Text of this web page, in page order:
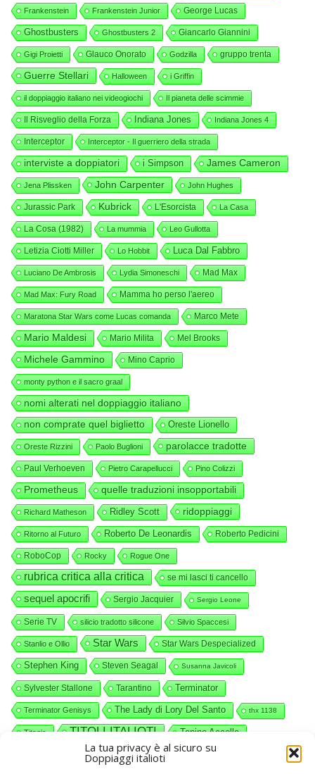
La tua privacy è al sicuro su
Doppiaggi italioti
Frankenstein Frankenstein Junior George Lucas
Ghostbusters Ghostbusters 2 Giancarlo Giannini
Gigi Proietti Glauco Onorato Godzilla gruppo trenta
Guerre Stellari Halloween i Griffin
il doppiaggio italiano nei videogiochi Il pianeta delle scimmie
Il Risveglio della Forza Indiana Jones Indiana Jones 4
Interceptor Interceptor - Il guerriero della strada
interviste a doppiatori i Simpson James Cameron
Jena Plissken John Carpenter John Hughes
Jurassic Park Kubrick L'Esorcista La Casa
La Cosa (1982) La mummia Leo Gullotta
Letizia Ciotti Miller Lo Hobbit Luca Dal Fabbro
Luciano De Ambrosis Lydia Simoneschi Mad Max
Mad Max: Fury Road Mamma ho perso l'aereo
Maratona Star Wars come Lucas comanda Marco Mete
Mario Maldesi Mario Milita Mel Brooks
Michele Gammino Mino Caprio
monty python e il sacro graal
nomi alterati nel doppiaggio italiano
non comprate quel biglietto Oreste Lionello
Oreste Rizzini Paolo Buglioni parolacce tradotte
Paul Verhoeven Pietro Carapellucci Pino Colizzi
Prometheus quelle traduzioni insopportabili
Richard Matheson Ridley Scott ridoppiaggi
Ritorno al Futuro Roberto De Leonardis Roberto Pedicini
RoboCop Rocky Rogue One
rubrica critica alla critica se mi lasci ti cancello
sequel apocrifi Sergio Jacquier Sergio Leone
Serie TV silicio tradotto silicone Silvio Spaccesi
Stanlio e Ollio Star Wars Star Wars Despecialized
Stephen King Steven Seagal Susanna Javicoli
Sylvester Stallone Tarantino Terminator
Terminator Genisys The Lady di Lory Del Santo thx 1138
Titanic TITOLI ITALIOTI Tonino Accolla
videocommenti